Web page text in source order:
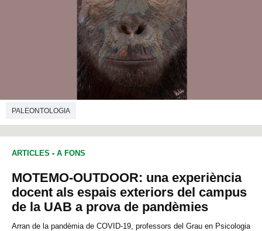
PALEONTOLOGIA
ARTICLES - A FONS
MOTEMO-OUTDOOR: una experiència
docent als espais exteriors del campus
de la UAB a prova de pandèmies
Arran de la pandèmia de COVID-19, professors del Grau en Psicologia